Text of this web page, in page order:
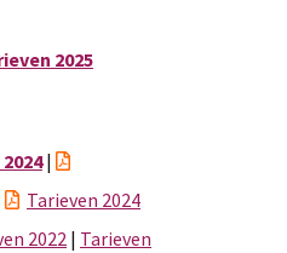
2025
|
Tarieven 2024
2022 | Tarieven